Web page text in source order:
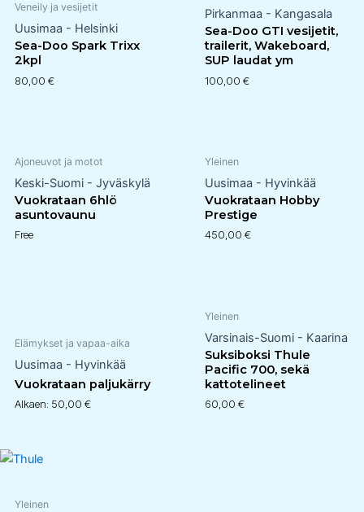
Veneily ja vesijetit
Uusimaa - Helsinki
Sea-Doo Spark Trixx
2kpl
80,00 €
Pirkanmaa - Kangasala
Sea-Doo GTI vesijetit,
trailerit, Wakeboard,
SUP laudat ym
100,00 €
Ajoneuvot ja motot
Keski-Suomi - Jyväskylä
Vuokrataan 6hlö
asuntovaunu
Free
Yleinen
Uusimaa - Hyvinkää
Vuokrataan Hobby
Prestige
450,00 €
Elämykset ja vapaa-aika
Uusimaa - Hyvinkää
Vuokrataan paljukärry
Alkaen: 50,00 €
Yleinen
Varsinais-Suomi - Kaarina
Suksiboksi Thule
Pacific 700, sekä
kattotelineet
60,00 €
Yleinen